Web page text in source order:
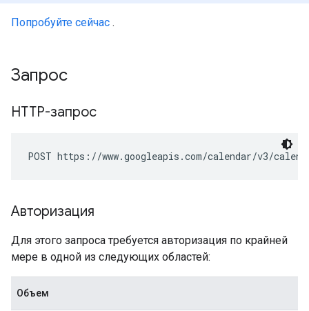
Попробуйте сейчас .
Запрос
HTTP-запрос
POST https://www.googleapis.com/calendar/v3/
Авторизация
Для этого запроса требуется авторизация по крайней
мере в одной из следующих областей:
Объем